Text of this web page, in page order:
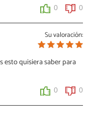
0 0
Su valoración:
esto quisiera saber para
0 0